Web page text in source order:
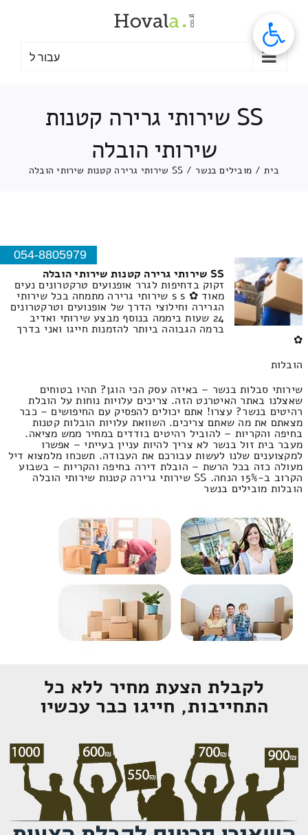
עבור ל
SS שירותי גרירה קטנות
שירותי הובלה
בית / מובילים בנשר / SS שירותי גרירה קטנות שירותי הובלה
054-8805979
SS שירותי גרירה קטנות שירותי הובלה
זקוק בדחיפות לגרר אופנועים טרקטרונים נעים
מאוד ✿ s s שירותי גרירה מתמחה בכל שירותי
הגרירה וחילוצי הדרך של אופנועים וטרקטרונים
24 שעות ביממה בנוסף מבצע שירותי ואדיב
ברמה הגבוהה ביותר להזמנות חייגו ואני בדרך
✿
הובלות
שירותי סבלות בנשר – באיזה עסק הכי הוגן? תהיו בטוחים
שאצלנו באתר האיטרנט הזה. צריכים עלויות נוחות על הובלת
רהיטים בנשר? עצרו! אתם יכולים להפסיק עם החיפושים – כבר
מצאתם את מה שאתם צריכים. השוואת עלויות הובלות קטנות
בחיפה והקריות – להוביל רהיטים בודדים במחיר ממש מציאה.
מעבר בית זול בנשר לא צריך להיות עניין בעייתי – אפשרו
למקצוענים שלנו לעשות עבורכם את העבודה. תשכחו מלמצוא דיל
מעולה כזה בכל הרשת – הובלת דירה בחיפה והקריות – בשבוע
הקרוב ב-15% הנחה. SS שירותי גרירה קטנות שירותי הובלה
הובלות מובילים בנשר
לקבלת הצעת מחיר ללא כל
התחייבות, חייגו כבר עכשיו